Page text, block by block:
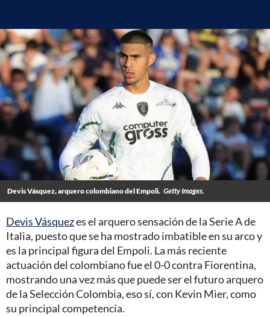
Devis Vásquez, arquero colombiano del Empoli. Getty Images.
Devis Vásquezes el arquero sensación de la Serie A de
Italia, puesto que se ha mostrado imbatible en su arco y
es la principal figura del Empoli. La más reciente
actuación del colombiano fue el 0-0 contra Fiorentina,
mostrando una vez más que puede ser el futuro arquero
de la Selección Colombia, eso sí, con Kevin Mier, como
su principal competencia.